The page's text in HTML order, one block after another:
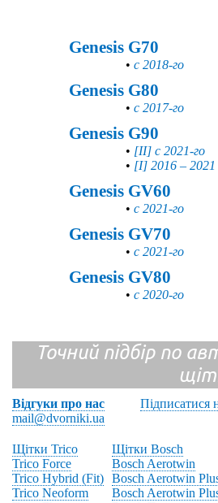
Genesis G70
• с 2018-го
Genesis G80
• с 2017-го
Genesis G90
• [II] с 2021-го
• [I] 2016 – 2021
Genesis GV60
• с 2021-го
Genesis GV70
• с 2021-го
Genesis GV80
• с 2020-го
Точний підбір по
Відгуки про нас Підписатися
mail@dvorniki.ua
Щітки Trico
Trico Force
Trico Hybrid (Fit)
Trico Neoform
Щітки Bosch
Bosch Aerotwin
Bosch Aerotwin
Bosch Aerotwin